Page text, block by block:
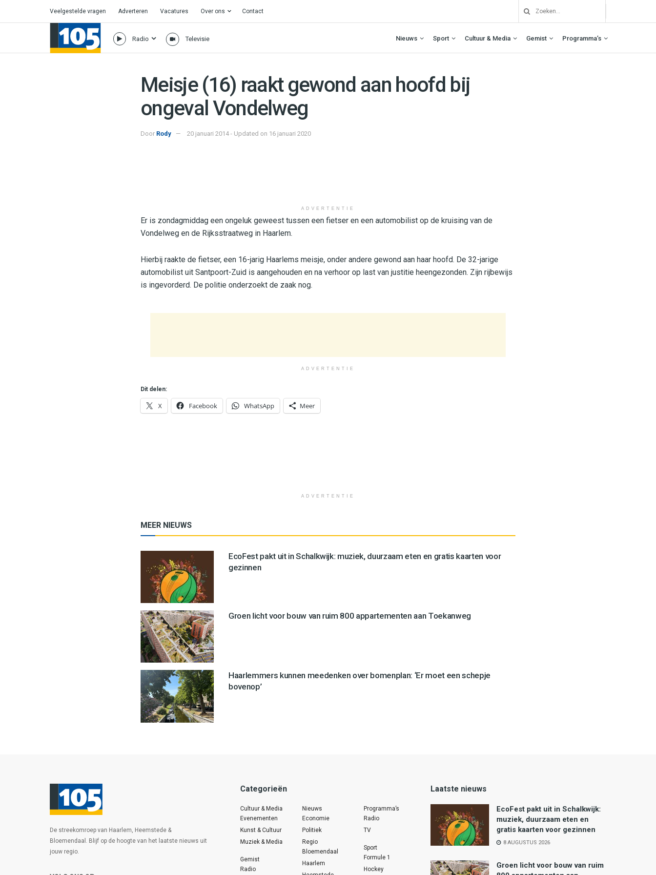
Veelgestelde vragen Adverteren Vacatures Over ons Contact
Radio Televisie Nieuws Sport Cultuur & Media Gemist Programma’s
Meisje (16) raakt gewond aan hoofd bij
ongeval Vondelweg
Door Rody 20 januari 2014 - Updated on 16 januari 2020
ADVERTENTIE
Er is zondagmiddag een ongeluk geweest tussen een fietser en een automobilist op de kruising van de
Vondelweg en de Rijksstraatweg in Haarlem.
Hierbij raakte de fietser, een 16-jarig Haarlems meisje, onder andere gewond aan haar hoofd. De 32-jarige
automobilist uit Santpoort-Zuid is aangehouden en na verhoor op last van justitie heengezonden. Zijn rijbewijs
is ingevorderd. De politie onderzoekt de zaak nog.
ADVERTENTIE
Dit delen:
X Facebook WhatsApp Meer
ADVERTENTIE
MEER NIEUWS
EcoFest pakt uit in Schalkwijk: muziek, duurzaam eten en gratis kaarten voor
gezinnen
Groen licht voor bouw van ruim 800 appartementen aan Toekanweg
Haarlemmers kunnen meedenken over bomenplan: ‘Er moet een schepje
bovenop’
De streekomroep van Haarlem, Heemstede &
Bloemendaal. Blijf op de hoogte van het laatste nieuws uit
jouw regio.
Categorieën
Cultuur & Media
Evenementen
Kunst & Cultuur
Muziek & Media
Gemist
Radio
Nieuws
Economie
Politiek
Regio
Bloemendaal
Haarlem
Programma’s
Radio
TV
Sport
Formule 1
Hockey
Laatste nieuws
EcoFest pakt uit in Schalkwijk:
muziek, duurzaam eten en
gratis kaarten voor gezinnen
8 AUGUSTUS 2026
Groen licht voor bouw van ruim